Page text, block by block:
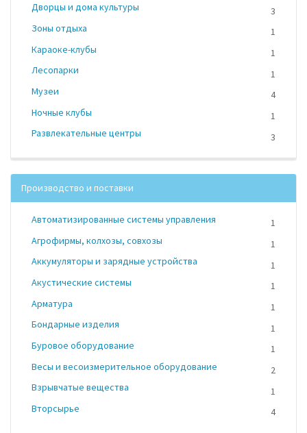
Дворцы и дома культуры
3
Зоны отдыха
1
Караоке-клубы
1
Лесопарки
1
Музеи
4
Ночные клубы
1
Развлекательные центры
3
Производство и поставки
Автоматизированные системы управления
1
Агрофирмы, колхозы, совхозы
1
Аккумуляторы и зарядные устройства
1
Акустические системы
1
Арматура
1
Бондарные изделия
1
Буровое оборудование
1
Весы и весоизмерительное оборудование
2
Взрывчатые вещества
1
Вторсырье
4